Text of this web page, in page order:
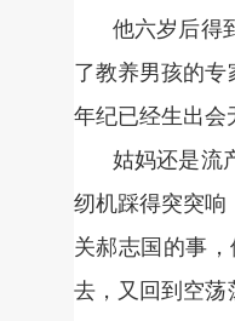
他六岁后得
了教养男孩的
年纪已经生出会
姑妈还是流
纫机踩得突突响
关郝志国的事
去，又回到空荡